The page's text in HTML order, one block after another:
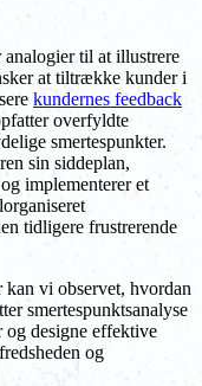
analogier til at illustrere
at tiltrække kunder i
kundernes feedback
overfyldte
smertespunkter.
sin siddeplan,
og implementerer et
tidligere frustrerende
kan vi observet, hvordan
smertespunktsanalyse
og designe effektive
og